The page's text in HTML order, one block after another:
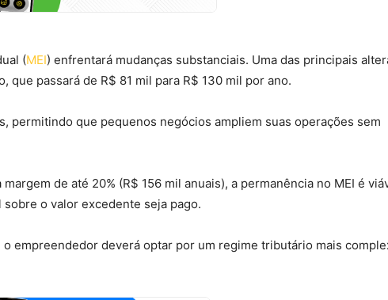
(MEI) enfrentará mudanças substanciais. Uma das principais
passará de R$ 81 mil para R$ 130 mil por ano.
permitindo que pequenos negócios ampliem suas operações sem
de até 20% (R$ 156 mil anuais), a permanência no MEI é
o valor excedente seja pago.
empreendedor deverá optar por um regime tributário mais